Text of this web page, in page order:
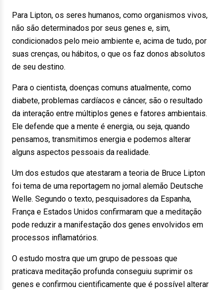
Para Lipton, os seres humanos, como organismos vivos,
não são determinados por seus genes e, sim,
condicionados pelo meio ambiente e, acima de tudo, por
suas crenças, ou hábitos, o que os faz donos absolutos
de seu destino.
Para o cientista, doenças comuns atualmente, como
diabete, problemas cardíacos e câncer, são o resultado
da interação entre múltiplos genes e fatores ambientais.
Ele defende que a mente é energia, ou seja, quando
pensamos, transmitimos energia e podemos alterar
alguns aspectos pessoais da realidade.
Um dos estudos que atestaram a teoria de Bruce Lipton
foi tema de uma reportagem no jornal alemão Deutsche
Welle. Segundo o texto, pesquisadores da Espanha,
França e Estados Unidos confirmaram que a meditação
pode reduzir a manifestação dos genes envolvidos em
processos inflamatórios.
O estudo mostra que um grupo de pessoas que
praticava meditação profunda conseguiu suprimir os
genes e confirmou cientificamente que é possível alterar